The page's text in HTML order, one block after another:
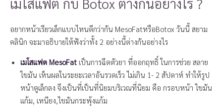
อยากหน้าเรียวเล็กแบบไหนดีกว่ากัน MesoFatหรือBotox วันนี้ สยาม
คลินิก จะมาอธิบายให้ฟังว่าทั้ง 2 อย่างนี้ต่างกันอย่างไร
เมโสแฟต MesoFat เป็นการฉีดตัวยา ที่ออกฤทธิ์ ในการช่วย สลาย
ไขมัน เห็นผลในระยะเวลาอันรวดเร็ว ไม่เกิน 1- 2 สัปดาห์ ทำให้รูป
หน้าดูเล็กลง จึงเป็นที่เป็นที่นิยมบริเวณที่นิยม คือ กรอบหน้า ไขมัน
แก้ม, เหนียง,ไขมันกระพุ้งแก้ม